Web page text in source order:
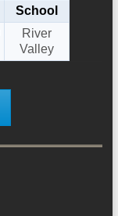
School
River
Valley